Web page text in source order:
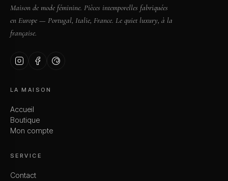
Maison de mode féminine. Pièces intemporelles fabriquées
en Europe — Portugal, Italie, France. Le quiet luxury, à la
française.
LA MAISON
Accueil
Boutique
Mon compte
SERVICE
Contact